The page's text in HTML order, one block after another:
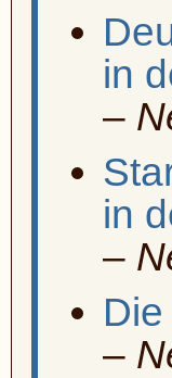
in
–
in
–
–